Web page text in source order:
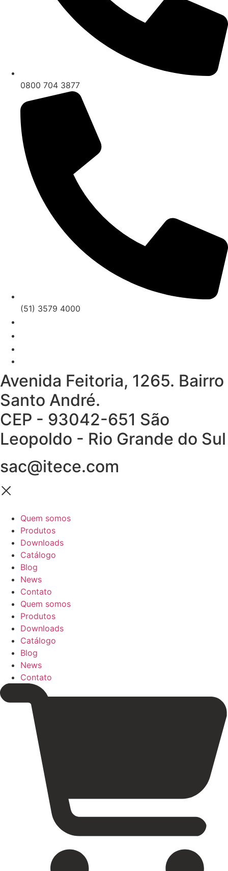
0800 704 3877
(51) 3579 4000
Avenida Feitoria, 1265. Bairro
Santo André.
CEP - 93042-651 São
Leopoldo - Rio Grande do Sul
sac@itece.com
Quem somos
Produtos
Downloads
Catálogo
Blog
News
Contato
Quem somos
Produtos
Downloads
Catálogo
Blog
News
Contato